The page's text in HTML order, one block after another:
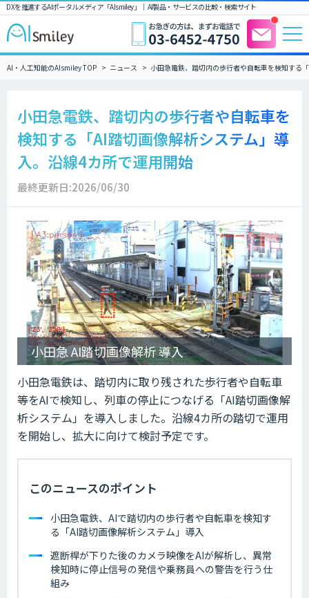
DXを推進するAIポータルメディア「AIsmiley」｜ AI製品・サービスの比較・検索サイト
AI・人工知能のAIsmiley TOP ニュース 小田急電鉄、踏切内の歩行者や自転車を検知する
小田急電鉄、踏切内の歩行者や自転車を
検知する「AI踏切画像解析システム」導
入。沿線4カ所で運用開始
最終更新日:2026/06/30
小田急 AI踏切画像解析 導入
小田急電鉄は、踏切内に取り残された歩行者や自転車
等をAIで検知し、列車の停止につなげる「AI踏切画像解
析システム」を導入しました。沿線4カ所の踏切で運用
を開始し、拡大に向けて検討予定です。
このニュースのポイント
小田急電鉄、AIで踏切内の歩行者や自転車を検知す
る「AI踏切画像解析システム」導入
遮断桿が下りた後のカメラ映像をAIが解析し、異常
検知時に停止信号の発信や乗務員への警告を行う仕
組み